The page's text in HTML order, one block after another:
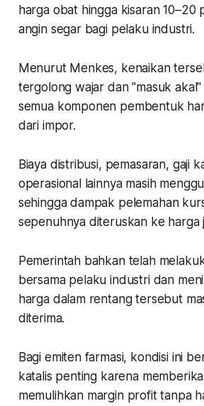
harga obat hingga kisaran 10–20
angin segar bagi pelaku industri.
Menurut Menkes, kenaikan
tergolong wajar dan "masuk
semua komponen pembentuk
dari impor.
Biaya distribusi, pemasaran, gaji
operasional lainnya masih
sehingga dampak pelemahan
sepenuhnya diteruskan ke harga
Pemerintah bahkan telah
bersama pelaku industri dan
harga dalam rentang tersebut
diterima.
Bagi emiten farmasi, kondisi ini
katalis penting karena
memulihkan margin profit tanpa